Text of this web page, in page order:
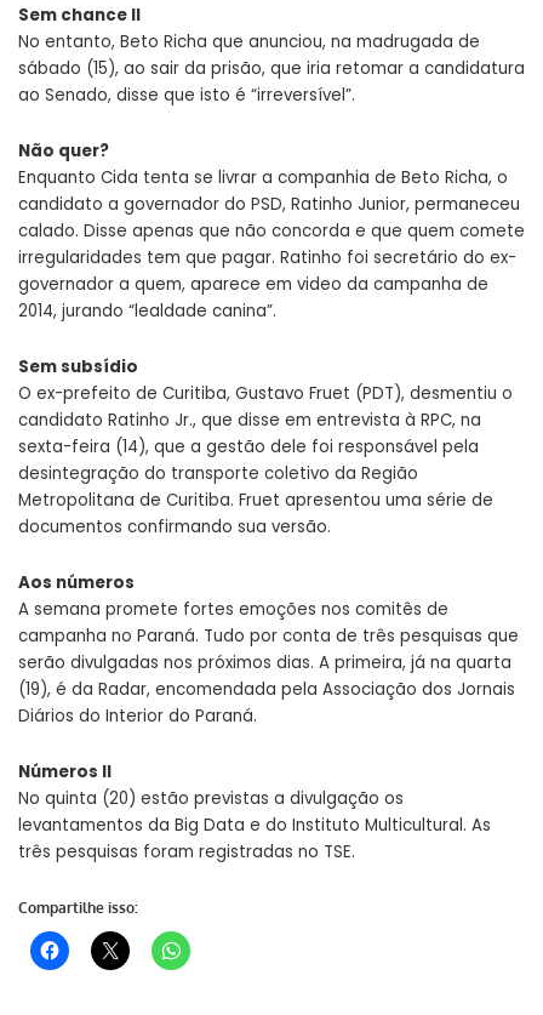
Sem chance II
No entanto, Beto Richa que anunciou, na madrugada de
sábado (15), ao sair da prisão, que iria retomar a candidatura
ao Senado, disse que isto é “irreversível”.
Não quer?
Enquanto Cida tenta se livrar a companhia de Beto Richa, o
candidato a governador do PSD, Ratinho Junior, permaneceu
calado. Disse apenas que não concorda e que quem comete
irregularidades tem que pagar. Ratinho foi secretário do ex-
governador a quem, aparece em video da campanha de
2014, jurando “lealdade canina”.
Sem subsídio
O ex-prefeito de Curitiba, Gustavo Fruet (PDT), desmentiu o
candidato Ratinho Jr., que disse em entrevista à RPC, na
sexta-feira (14), que a gestão dele foi responsável pela
desintegração do transporte coletivo da Região
Metropolitana de Curitiba. Fruet apresentou uma série de
documentos confirmando sua versão.
Aos números
A semana promete fortes emoções nos comitês de
campanha no Paraná. Tudo por conta de três pesquisas que
serão divulgadas nos próximos dias. A primeira, já na quarta
(19), é da Radar, encomendada pela Associação dos Jornais
Diários do Interior do Paraná.
Números II
No quinta (20) estão previstas a divulgação os
levantamentos da Big Data e do Instituto Multicultural. As
três pesquisas foram registradas no TSE.
Compartilhe isso: